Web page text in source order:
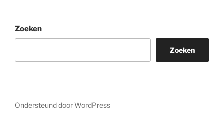
Zoeken
Zoeken
Ondersteund door WordPress